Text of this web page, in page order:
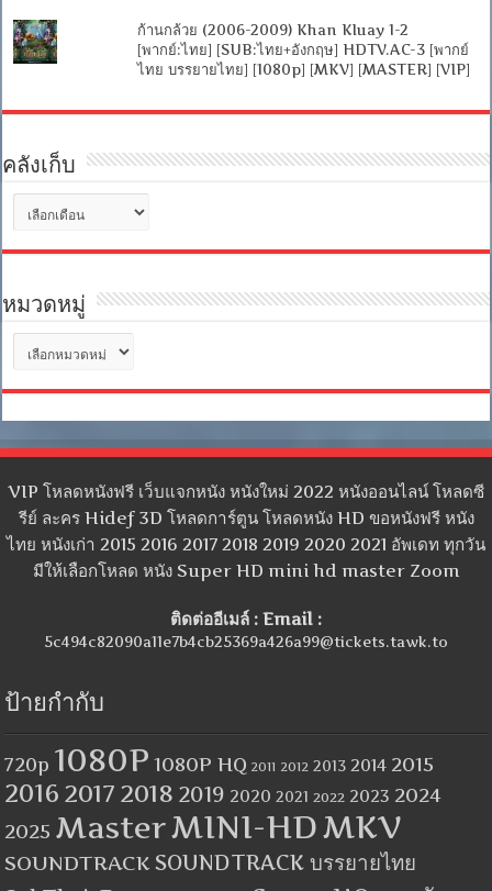
ก้านกล้วย (2006-2009) Khan Kluay 1-2
[พากย์:ไทย] [SUB:ไทย+อังกฤษ] HDTV.AC-3 [พากย์
ไทย บรรยายไทย] [1080p] [MKV] [MASTER] [VIP]
คลังเก็บ
เก็บ
หมวดหมู่
หมู่
VIP โหลดหนังฟรี เว็บแจกหนัง หนังใหม่ 2022 หนังออนไลน์ โหลดซี
รีย์ ละคร Hidef 3D โหลดการ์ตูน โหลดหนัง HD ขอหนังฟรี หนัง
ไทย หนังเก่า 2015 2016 2017 2018 2019 2020 2021 อัพเดท ทุกวัน
มีให้เลือกโหลด หนัง Super HD mini hd master Zoom
ติดต่ออีเมล์ : Email :
5c494c82090a11e7b4cb25369a426a99@tickets.tawk.to
ป้ายกำกับ
720p 1080P 1080P HQ 2011 2012 2013 2014 2015
2016 2017 2018 2019 2020 2021 2022 2023 2024
2025 MasterMINI-HDMKV
SOUNDTRACK SOUNDTRACK บรรยายไทย